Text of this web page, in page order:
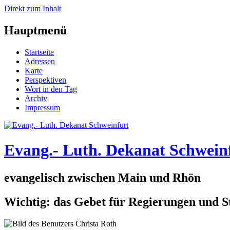
Direkt zum Inhalt
Hauptmenü
Startseite
Adressen
Karte
Perspektiven
Wort in den Tag
Archiv
Impressum
Evang.- Luth. Dekanat
evangelisch zwischen Main und Rhön
Wichtig: das Gebet für Regierungen und